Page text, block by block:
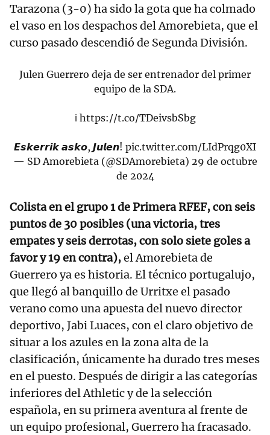
Tarazona (3-0) ha sido la gota que ha colmado
el vaso en los despachos del Amorebieta, que el
curso pasado descendió de Segunda División.
Julen Guerrero deja de ser entrenador del primer
equipo de la SDA.
ℹ️ https://t.co/TDeivsbSbg
𝙀𝙨𝙠𝙚𝙧𝙧𝙞𝙠 𝙖𝙨𝙠𝙤, 𝙅𝙪𝙡𝙚𝙣! pic.twitter.com/LIdPrqg0XI
— SD Amorebieta (@SDAmorebieta) 29 de octubre
de 2024
Colista en el grupo 1 de Primera RFEF, con seis
puntos de 30 posibles (una victoria, tres
empates y seis derrotas, con solo siete goles a
favor y 19 en contra),el Amorebieta de
Guerrero ya es historia. El técnico portugalujo,
que llegó al banquillo de Urritxe el pasado
verano como una apuesta del nuevo director
deportivo, Jabi Luaces, con el claro objetivo de
situar a los azules en la zona alta de la
clasificación, únicamente ha durado tres meses
en el puesto. Después de dirigir a las categorías
inferiores del Athletic y de la selección
española, en su primera aventura al frente de
un equipo profesional, Guerrero ha fracasado.